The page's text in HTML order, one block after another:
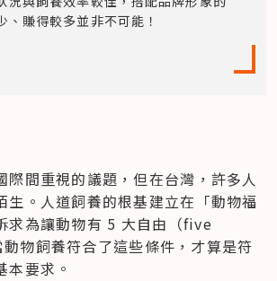
、賺得較多並非不可能！
際間重視的議題，但在台灣，許多人
生。人道飼養的根基建立在「動物福
求為讓動物有 5 大自由（five
物飼養符合了這些條件，才算是符
本要求。